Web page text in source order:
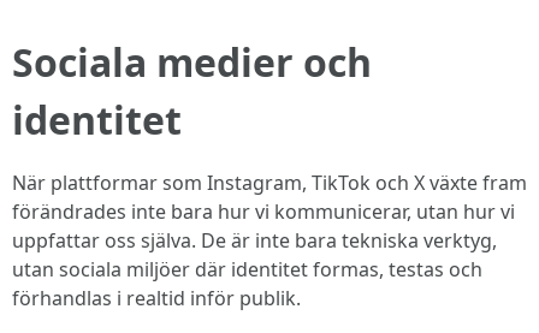
Sociala medier och
identitet
När plattformar som Instagram, TikTok och X växte fram
förändrades inte bara hur vi kommunicerar, utan hur vi
uppfattar oss själva. De är inte bara tekniska verktyg,
utan sociala miljöer där identitet formas, testas och
förhandlas i realtid inför publik.